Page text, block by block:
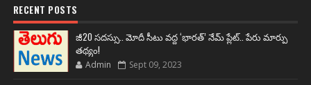
RECENT POSTS
జీ20 సదస్సు.. మోదీ సీటు వద్ద ‘భారత్’ నేమ్ ప్లేట్‌.. పేరు మార్పు
తథ్యం!
Admin Sept 09, 2023